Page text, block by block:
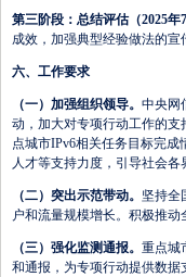
第三阶段：总结评估（2025年7
成效，加强典型经验做法的
六、工作要求
（一）加强组织领导。 中央网
动，加大对专项行动工作的
点城市IPv6相关任务目标完
人才等支持力度，引导社会
（二）突出示范带动。 坚持全
户和流量规模增长。积极推
（三）强化监测通报。 重点城
和通报，为专项行动提供数据